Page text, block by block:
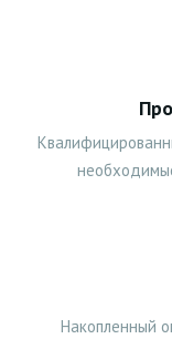
Накопленный